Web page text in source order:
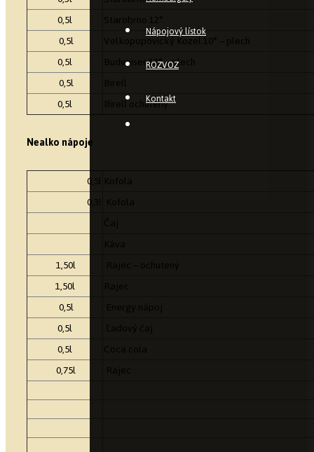
Nápojový lístok
ROZVOZ
Kontakt
0,5l
Starobrno 12°
0,5l
Velkopopovický Kozel 10° – plech
0,5l
Budveiser 12° – plech
0,5l
Birell
0,5l
Birell ochutený
Nealko nápoje
0,5l Kofola
0,3l Kofola
1,50l
1,50l
0,5l
0,5l
0,5l
0,75l